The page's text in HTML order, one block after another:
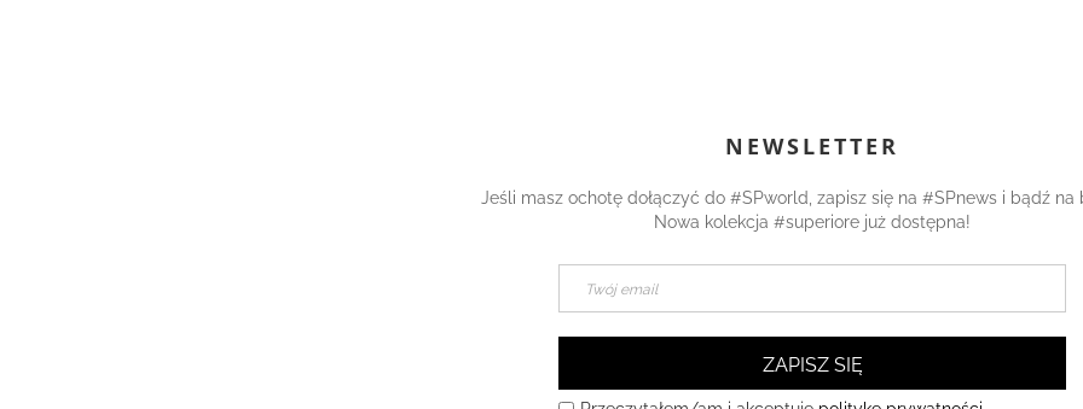
NEWSLETTER
Jeśli masz ochotę dołączyć do #SPworld, zapisz się na #SPnews i bądź na
Nowa kolekcja #superiore już dostępna!
ZAPISZ SIĘ